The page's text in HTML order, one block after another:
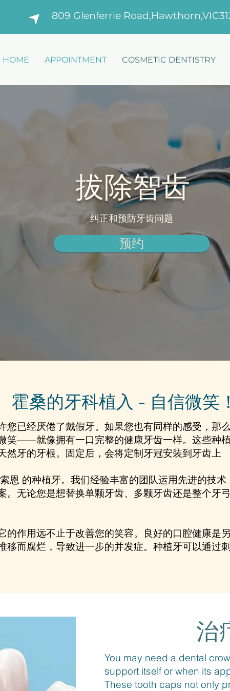
809 Glenferrie
HOME APPOINTMENT COSMETIC DENTISTRY
​拔除智齿
纠正和预防牙齿问题
预约
霍桑的牙科植入 - 自信微笑！
您已经厌倦了戴假牙。如果您也有同样的感受，那
笑——就像拥有一口完整的健康牙齿一样。这些种
然牙的牙根。固定后，会将定制牙冠安装到牙齿上
恩 的种植牙。我们经验丰富的团队运用先进的技
。无论您是想替换单颗牙齿、多颗牙齿还是整个牙
的作用远不止于改善您的笑容。良好的口腔健康是
移而腐烂，导致进一步的并发症。种植牙可以通过
治
You may need a dental
support itself or when its
These tooth caps not only